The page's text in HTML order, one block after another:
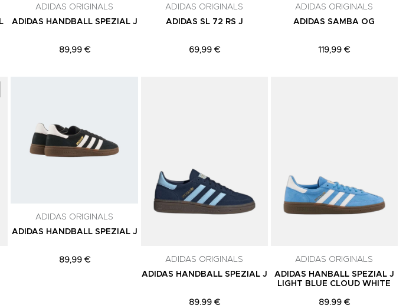
ADIDAS ORIGINALS
ADIDAS HANDBALL SPEZIAL J
89,99 €
ADIDAS ORIGINALS
ADIDAS SL 72 RS J
69,99 €
ADIDAS ORIGINALS
ADIDAS SAMBA OG
119,99 €
ADIDAS ORIGINALS
ADIDAS HANDBALL SPEZIAL J
89,99 €
ADIDAS ORIGINALS
ADIDAS HANDBALL SPEZIAL J
89,99 €
ADIDAS ORIGINALS
ADIDAS HANBALL SPEZIAL J
LIGHT BLUE CLOUD WHITE
89,99 €